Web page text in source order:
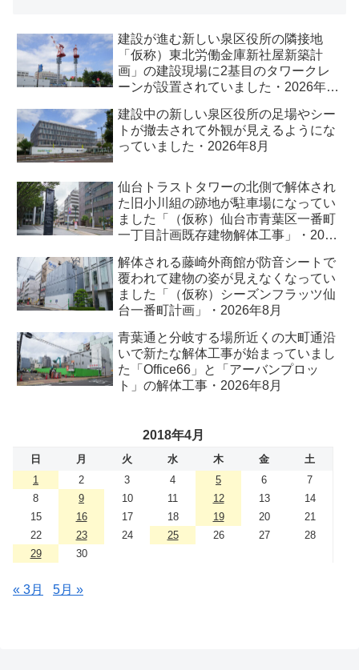
建設が進む新しい泉区役所の隣接地
「仮称）東北労働金庫新社屋新築計
画」の建設現場に2基目のタワークレ
ーンが設置されていました・2026年8
建設中の新しい泉区役所の足場やシー
トが撤去されて外観が見えるようにな
っていました・2026年8月
仙台トラストタワーの北側で解体され
た旧小川組の跡地が駐車場になってい
ました「（仮称）仙台市青葉区一番町
一丁目計画既存建物解体工事」・2026
解体される藤崎外商館が防音シートで
覆われて建物の姿が見えなくなってい
ました「（仮称）シーズンフラッツ仙
台一番町計画」・2026年8月
青葉通と分岐する場所近くの大町通沿
いで新たな解体工事が始まっていまし
た「Office66」と「アーバンプロッ
ト」の解体工事・2026年8月
2018年4月
日 月 火 水 木 金
土
1
2 3 4 5 6
7
8
9 10 11 12 13
14
15
16 17 18 19 20
21
22
23 24 25 26 27
28
29
30
« 3月 5月 »